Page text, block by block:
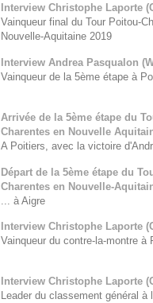
Interview Christophe Laporte
Vainqueur final du Tour Poitou-
Nouvelle-Aquitaine 2019
Interview Andrea Pasqualon
Vainqueur de la 5ème étape à
Arrivée de la 5ème étape du
Charentes en Nouvelle
A Poitiers, avec la victoire
Départ de la 5ème étape du
Charentes en Nouvelle-
... à Aigre
Interview Christophe Laporte
Vainqueur du contre-la-montre à
Interview Christophe Laporte
Leader du classement général à